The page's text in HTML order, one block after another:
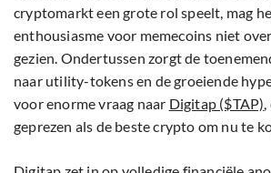
cryptomarkt een grote rol speelt, mag
enthousiasme voor memecoins niet
gezien. Ondertussen zorgt de
naar utility-tokens en de groeiende
voor enorme vraag naar Digitap ($TAP)
geprezen als de beste crypto om nu te